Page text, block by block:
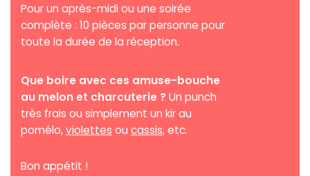
Pour un après-midi ou une soirée
complète : 10 pièces par personne pour
toute la durée de la réception.
Que boire avec ces amuse-bouche
au melon et charcuterie ? Un punch
très frais ou simplement un kir au
pomélo,violettes ou cassis, etc.
Bon appétit !